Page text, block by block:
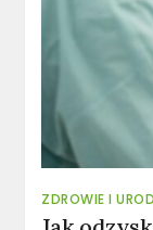
ZDROWIE I